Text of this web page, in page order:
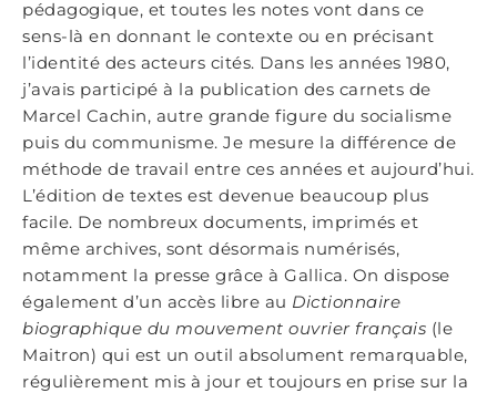
pédagogique, et toutes les notes vont dans ce
sens-là en donnant le contexte ou en précisant
l’identité des acteurs cités. Dans les années 1980,
j’avais participé à la publication des carnets de
Marcel Cachin, autre grande figure du socialisme
puis du communisme. Je mesure la différence de
méthode de travail entre ces années et aujourd’hui.
L’édition de textes est devenue beaucoup plus
facile. De nombreux documents, imprimés et
même archives, sont désormais numérisés,
notamment la presse grâce à Gallica. On dispose
également d’un accès libre au Dictionnaire
biographique du mouvement ouvrier français (le
Maitron) qui est un outil absolument remarquable,
régulièrement mis à jour et toujours en prise sur la